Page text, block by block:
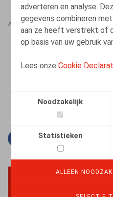
adverteren en analyse.
gegevens combineren
aan ze heeft verstrekt of
op basis van uw gebruik
Lees onzeCookie
Noodzakelijk
Statistieken
ALLEEN
AUTEURS
Sarah
Facebook
TwitterLinkedin